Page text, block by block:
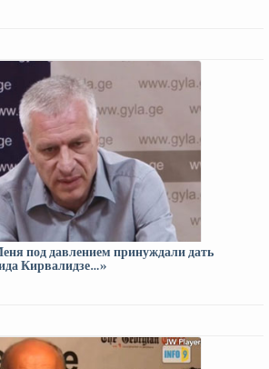
под давлением принуждали дать
Кирвалидзе…»